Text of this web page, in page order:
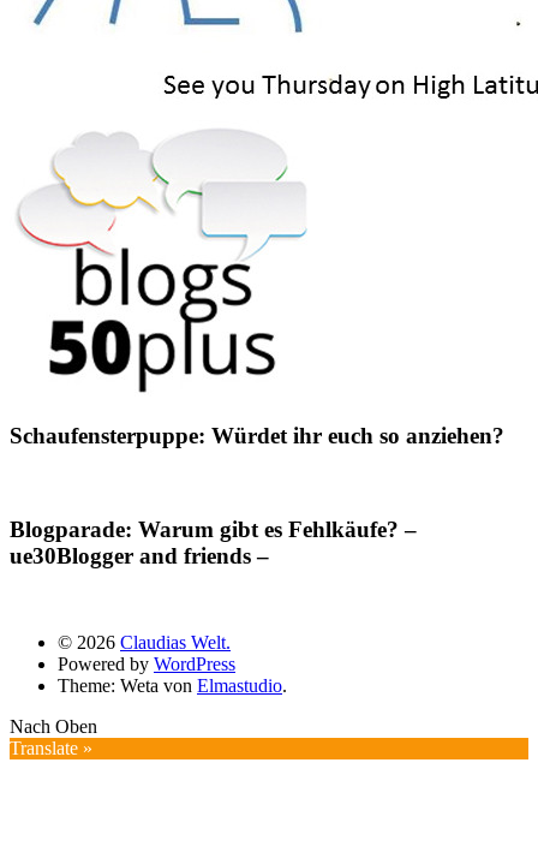
Schaufensterpuppe: Würdet ihr euch so anziehen?
Blogparade: Warum gibt es Fehlkäufe? –
ue30Blogger and friends –
© 2026 Claudias Welt.
Powered by WordPress
Theme: Weta von Elmastudio.
Nach Oben
Translate »